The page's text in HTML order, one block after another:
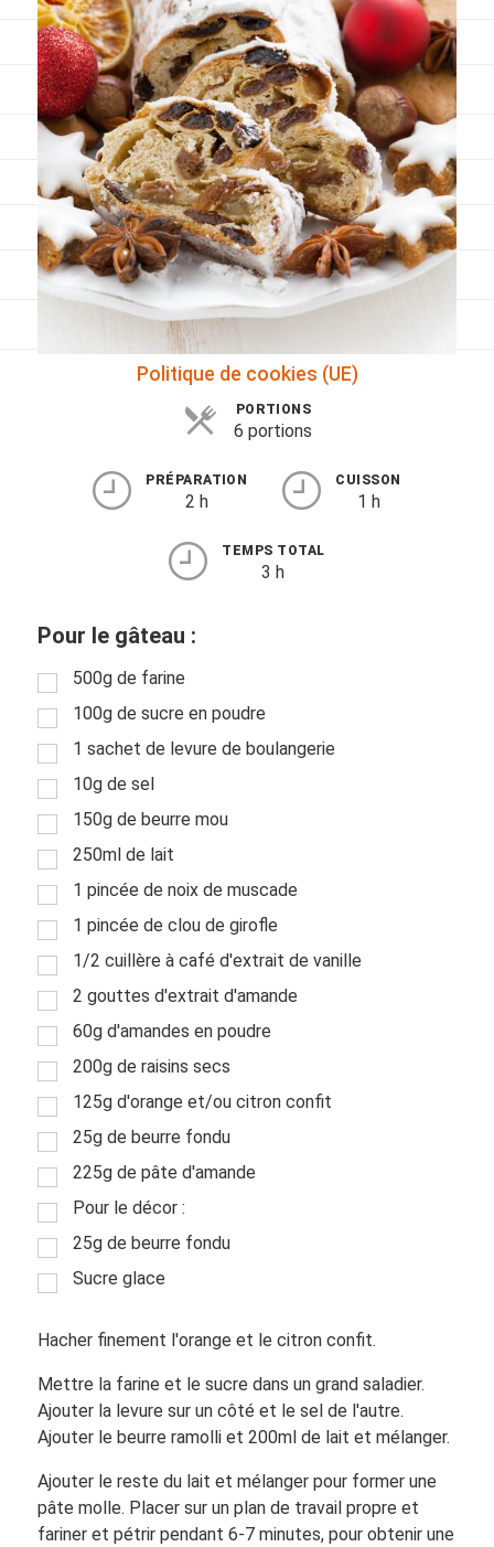
Viandes
Pratique
Mesures conversions
Lexique des différents termes de cuisine
Service du vin
Contact
Mes livres
Politique de cookies (UE)
PORTIONS
6 portions
PRÉPARATION
2 h
CUISSON
1 h
TEMPS TOTAL
3 h
Pour le gâteau :
500g de farine
100g de sucre en poudre
1 sachet de levure de boulangerie
10g de sel
150g de beurre mou
250ml de lait
1 pincée de noix de muscade
1 pincée de clou de girofle
1/2 cuillère à café d'extrait de vanille
2 gouttes d'extrait d'amande
60g d'amandes en poudre
200g de raisins secs
125g d'orange et/ou citron confit
25g de beurre fondu
225g de pâte d'amande
Pour le décor :
25g de beurre fondu
Sucre glace
Hacher finement l'orange et le citron confit.
Mettre la farine et le sucre dans un grand saladier.
Ajouter la levure sur un côté et le sel de l'autre.
Ajouter le beurre ramolli et 200ml de lait et mélanger.
Ajouter le reste du lait et mélanger pour former une
pâte molle. Placer sur un plan de travail propre et
fariner et pétrir pendant 6-7 minutes, pour obtenir une